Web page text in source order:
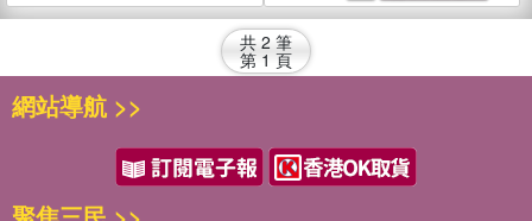
共 2 筆
第 1 頁
網站導航 >>